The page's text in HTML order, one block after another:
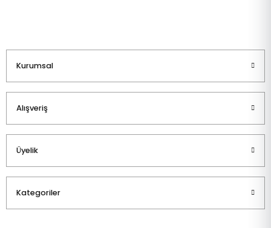
Kurumsal
Alışveriş
Üyelik
Kategoriler